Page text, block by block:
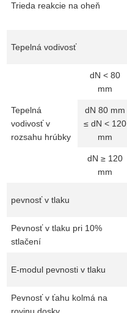
Trieda reakcie na oheň
Tepelná vodivosť
Tepelná
vodivosť v
rozsahu hrúbky
dN < 80
mm
dN 80 mm
≤ dN < 120
mm
dN ≥ 120
mm
pevnosť v tlaku
Pevnosť v tlaku pri 10%
stlačení
E-modul pevnosti v tlaku
Pevnosť v ťahu kolmá na